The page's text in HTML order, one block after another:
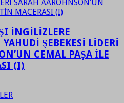
İNGİLİZLERE
YAHUDİ ŞEBEKESİ LİDERİ
CEMAL PAŞA İLE
(I)